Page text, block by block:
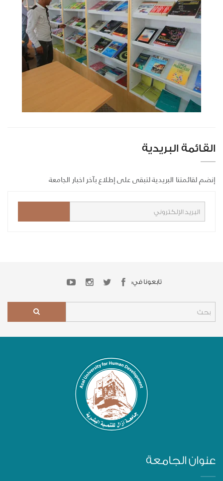
القائمة البريدية
إنضم لقائمتنا البريدية لتبقى على إطلاع بآخر اخبار الجامعة
تابعونا في:
عنوان الجامعة